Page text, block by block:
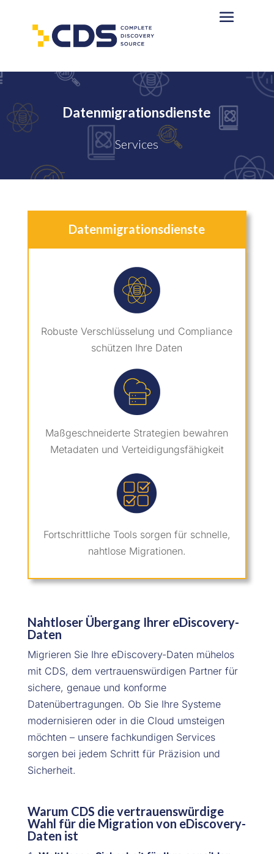
Datenmigrationsdienste
Services
Datenmigrationsdienste
Robuste Verschlüsselung und Compliance
schützen Ihre Daten
Maßgeschneiderte Strategien bewahren
Metadaten und Verteidigungsfähigkeit
Fortschrittliche Tools sorgen für schnelle,
nahtlose Migrationen.
Nahtloser Übergang Ihrer eDiscovery-
Daten
Migrieren Sie Ihre eDiscovery-Daten mühelos
mit CDS, dem vertrauenswürdigen Partner für
sichere, genaue und konforme
Datenübertragungen. Ob Sie Ihre Systeme
modernisieren oder in die Cloud umsteigen
möchten – unsere fachkundigen Services
sorgen bei jedem Schritt für Präzision und
Sicherheit.
Warum CDS die vertrauenswürdige
Wahl für die Migration von eDiscovery-
Daten ist